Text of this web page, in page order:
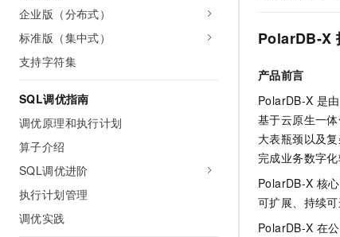
企业版（分布式）
标准版（集中式）
支持字符集
SQL调优指南
调优原理和执行计划
算子介绍
SQL调优进阶
执行计划管理
调优实践
PolarDB-X
产品前言
PolarDB-X 是
基于云原生一
大表瓶颈以及
完成业务数字化
PolarDB-X 核
可扩展、持续
PolarDB-X 在
专有云